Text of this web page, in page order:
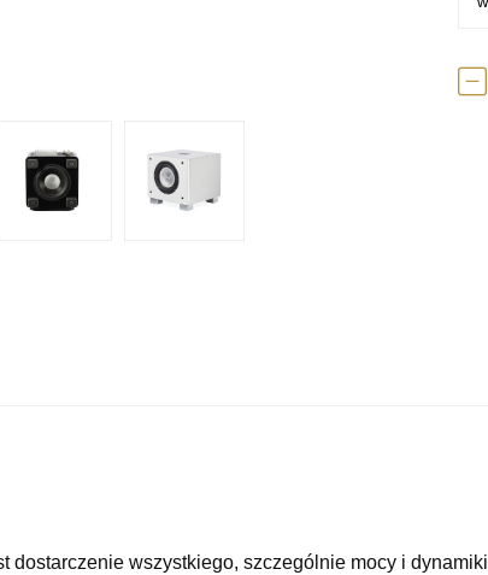
dostarczenie wszystkiego, szczególnie mocy i